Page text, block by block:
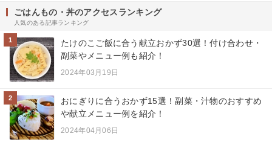
ごはんもの・丼のアクセスランキング
人気のある記事ランキング
1
たけのこご飯に合う献立おかず30選！付け合わせ・
副菜やメニュー例も紹介！
2024年03月19日
2
おにぎりに合うおかず15選！副菜・汁物のおすすめ
や献立メニュー例を紹介！
2024年04月06日